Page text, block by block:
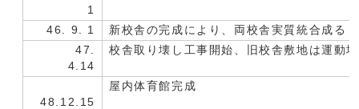
1
46. 9. 1
新校舎の完成により、両校舎実質統合成る
47.
4.14
校舎取り壊し工事開始、旧校舎敷地は運動
48.12.15
屋内体育館完成